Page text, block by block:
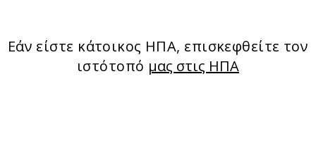
Εάν είστε κάτοικος ΗΠΑ, επισκεφθείτε τον
ιστότοπό μας στις ΗΠΑ